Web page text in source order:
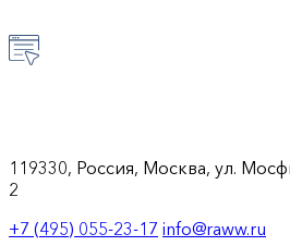
119330, Россия, Москва, ул.
2
+7 (495) 055-23-17 info@raww.ru